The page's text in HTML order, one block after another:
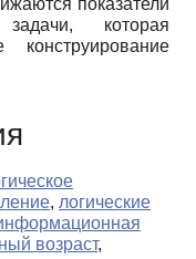
показатели
которая
конструирование
, логические
возраст,